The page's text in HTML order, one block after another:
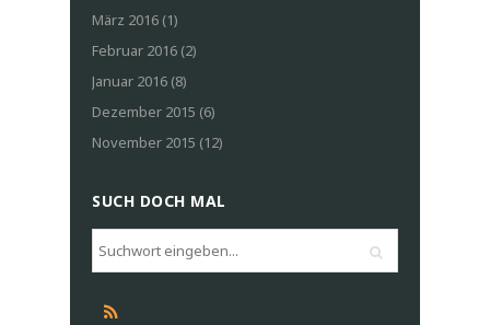
März 2016 (1)
Februar 2016 (2)
Januar 2016 (8)
Dezember 2015 (6)
November 2015 (12)
SUCH DOCH MAL